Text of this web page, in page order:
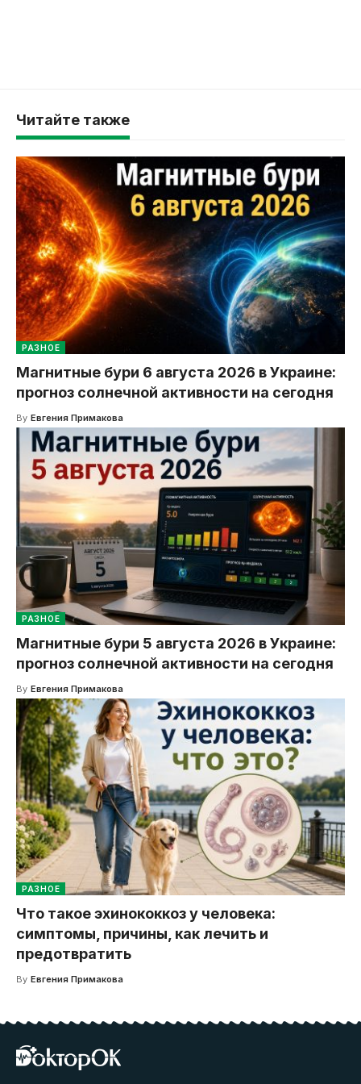
Читайте также
РАЗНОЕ
Магнитные бури 6 августа 2026 в Украине:
прогноз солнечной активности на сегодня
By Евгения Примакова
РАЗНОЕ
Магнитные бури 5 августа 2026 в Украине:
прогноз солнечной активности на сегодня
By Евгения Примакова
РАЗНОЕ
Что такое эхинококкоз у человека:
симптомы, причины, как лечить и
предотвратить
By Евгения Примакова